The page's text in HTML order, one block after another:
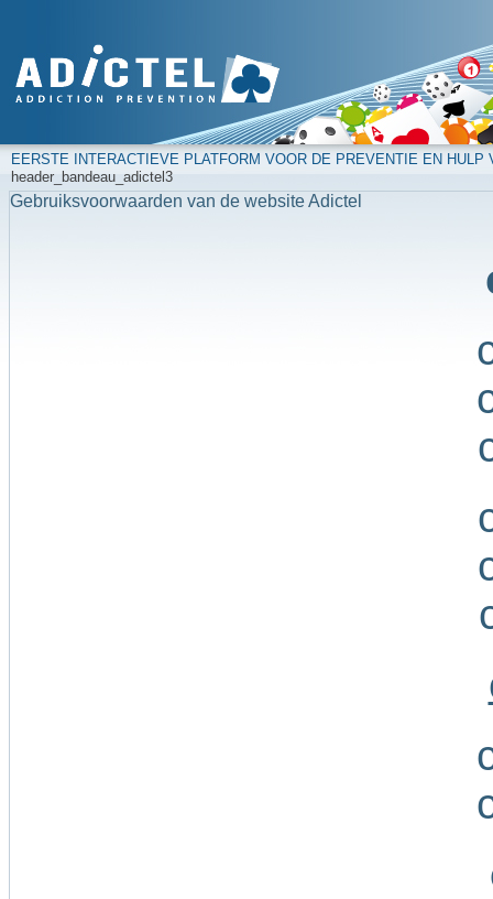
EERSTE INTERACTIEVE PLATFORM VOOR DE PREVENTIE EN HULP
header_bandeau_adictel3
Gebruiksvoorwaarden van de website Adictel